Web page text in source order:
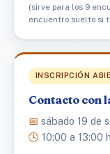
(sirve para los 9
encuentro suelto si
INSCRIPCIÓN
Contacto con
📅 sábado 19 de
🕓 10:00 a 13:00